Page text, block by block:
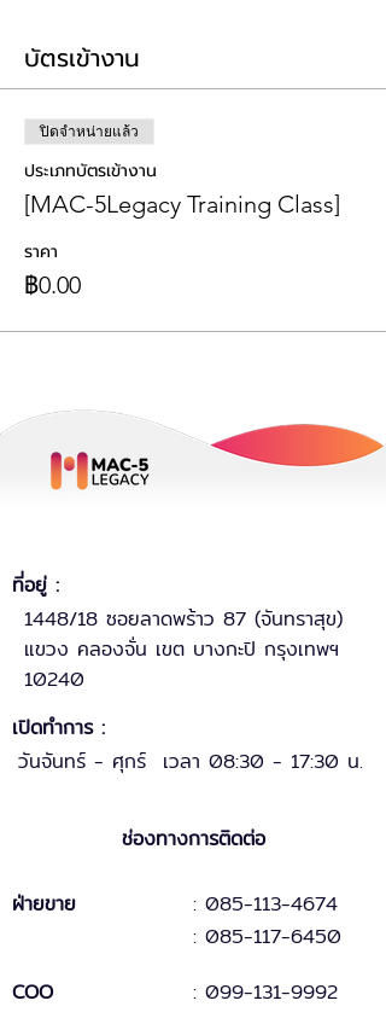
บัตรเข้างาน
ปิดจำหน่ายแล้ว
ประเภทบัตรเข้างาน
[MAC-5Legacy Training Class]
ราคา
฿0.00
ที่อยู่ :
1448/18 ซอยลาดพร้าว 87 (จันทราสุข)
แขวง คลองจั่น เขต บางกะปิ กรุงเทพฯ
10240
เปิดทำการ :
วันจันทร์ - ศุกร์ เวลา 08:30 - 17:30 น.
ช่องทางการติดต่อ
ฝ่ายขาย
: 085-113-4674
: 085-117-6450
COO
: 099-131-9992